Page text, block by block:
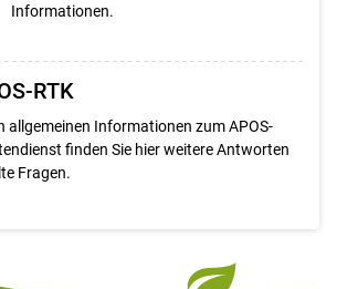
Informationen.
RTK
allgemeinen Informationen zum APOS-
finden Sie hier weitere Antworten
Fragen.